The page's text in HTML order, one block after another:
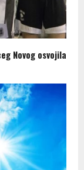
Novog osvojila